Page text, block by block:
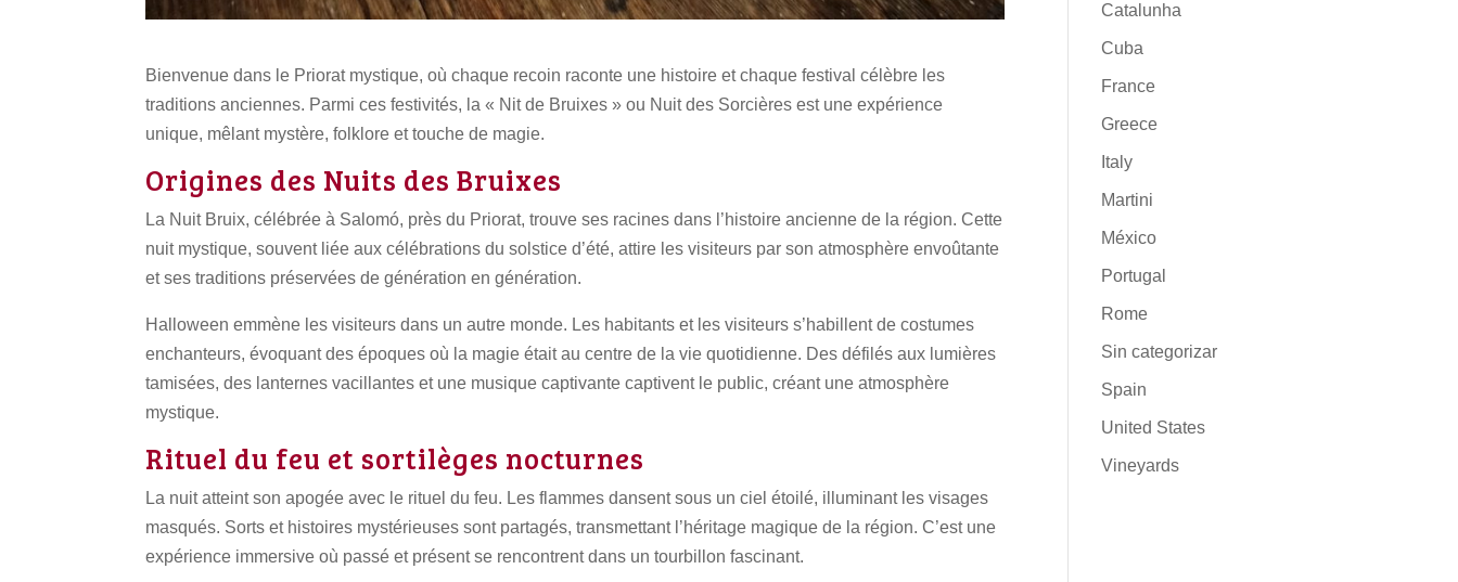
Bienvenue dans le Priorat mystique, où chaque recoin raconte une histoire et chaque festival célèbre les
traditions anciennes. Parmi ces festivités, la « Nit de Bruixes » ou Nuit des Sorcières est une expérience
unique, mêlant mystère, folklore et touche de magie.
Origines des Nuits des Bruixes
La Nuit Bruix, célébrée à Salomó, près du Priorat, trouve ses racines dans l’histoire ancienne de la région. Cette
nuit mystique, souvent liée aux célébrations du solstice d’été, attire les visiteurs par son atmosphère envoûtante
et ses traditions préservées de génération en génération.
Halloween emmène les visiteurs dans un autre monde. Les habitants et les visiteurs s’habillent de costumes
enchanteurs, évoquant des époques où la magie était au centre de la vie quotidienne. Des défilés aux lumières
tamisées, des lanternes vacillantes et une musique captivante captivent le public, créant une atmosphère
mystique.
Rituel du feu et sortilèges nocturnes
La nuit atteint son apogée avec le rituel du feu. Les flammes dansent sous un ciel étoilé, illuminant les visages
masqués. Sorts et histoires mystérieuses sont partagés, transmettant l’héritage magique de la région. C’est une
expérience immersive où passé et présent se rencontrent dans un tourbillon fascinant.
Catalunha
Cuba
France
Greece
Italy
Martini
México
Portugal
Rome
Sin categorizar
Spain
United States
Vineyards